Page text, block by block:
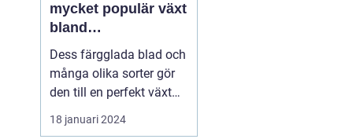
mycket populär växt
bland
trädgårdsentusiaste
r och inom
inredning
Dess färgglada blad och
många olika sorter gör
den till en perfekt växt
att addera liv och färg till
både trädgårdar och
18 januari 2024